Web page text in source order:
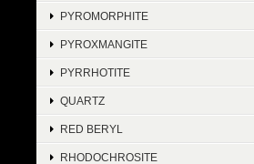
PYROMORPHITE
PYROXMANGITE
PYRRHOTITE
QUARTZ
RED BERYL
RHODOCHROSITE